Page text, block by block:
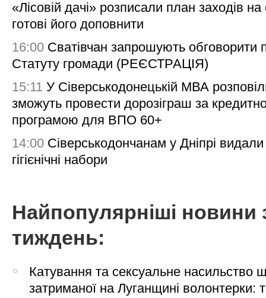
«Лісовій дачі» розписали план заходів на
готові його доповнити
16:00 Сватівчан запрошують обговорити
Статуту громади (РЕЄСТРАЦІЯ)
15:11 У Сіверськодонецькій МВА
зможуть провести дорозіграш за
програмою для ВПО 60+
14:00 Сіверськодончанам у Дніпрі видали
гігієнічні набори
Найпопулярніші новини
тиждень:
Катування та сексуальне насильство
затриманої на Луганщині волонтерки: